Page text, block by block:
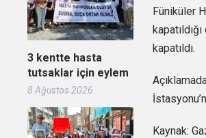
3 kentte hasta
tutsaklar için eylem
8 Ağustos 2026
Füniküler
kapatıldı.
Kaynak: